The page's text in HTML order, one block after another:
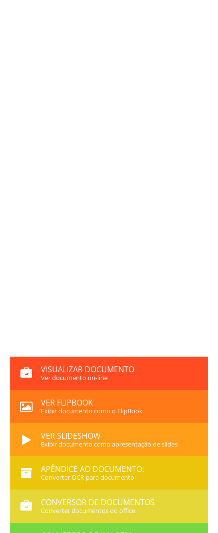
VISUALIZAR DOCUMENTO
Ver documento on-line
VER FLIPBOOK
Exibir documento como o FlipBook
VER SLIDESHOW
Exibir documento como apresentação de slides
APÊNDICE AO DOCUMENTO:
Converter OCR para documento
CONVERSOR DE DOCUMENTOS
Converter documentos do office